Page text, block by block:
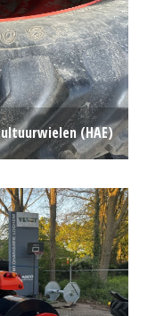
(HAE)